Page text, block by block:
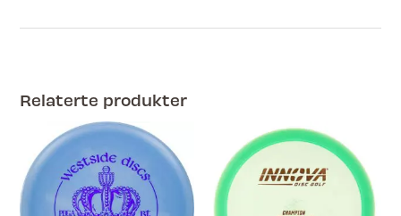
Relaterte produkter